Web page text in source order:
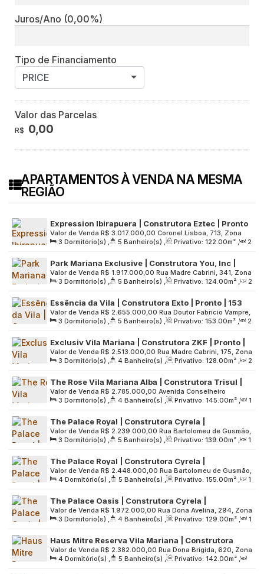
Juros/Ano (0,00%)
Tipo de Financiamento
PRICE
Valor das Parcelas
R$ 0,00
APARTAMENTOS À VENDA NA MESMA
REGIÃO
Expression Ibirapuera | Construtora Eztec | Pronto
| 122 metros | 03 suítes | varanda gourmet | 02
vagas
R$ 3.017.000,00
Valor de Venda
Coronel Lisboa, 713, Zona
Sul, 04020-040, Vila Mariana, São Paulo, São Paulo, Brasil
3 Dormitório(s) , 5 Banheiro(s) , Privativo: 122.00m² ,
2
Sala(s) , 3 Suíte(s) , 2 Vaga(s) , Útil: 122.00m² ,
Terreno: 2200.00m²
Park Mariana Exclusive | Construtora You, Inc |
Construção | 124 metros | 03 suítes | varanda
gourmet | 02 vagas
R$ 1.917.000,00
Valor de Venda
Rua Madre Cabrini, 341, Zona
Sul, 04020-001, Vila Mariana, São Paulo, São Paulo, Brasil
3 Dormitório(s) , 5 Banheiro(s) , Privativo: 124.00m² ,
2
Sala(s) , 3 Suíte(s) , 2 Vaga(s) , Útil: 124.00m² ,
Terreno: 3246.00m²
Essência da Vila | Construtora Exto | Pronto | 153
metros | 03 | suítes | 02 vagas
R$ 2.655.000,00
Valor de Venda
Rua Doutor Fabrício Vampré,
111, Zona Sul, 04014-020, Vila Mariana, São Paulo, São
Paulo, Brasil
3 Dormitório(s) , 5 Banheiro(s) , Privativo: 153.00m² ,
2
Sala(s) , 3 Suíte(s) , 2 Vaga(s) , Útil: 153.00m² ,
Terreno: 2400.00m²
Exclusiv Vila Mariana | Construtora ZKF | Pronto |
128 metros | 03 suítes | 02 vagas
R$ 2.513.000,00
Valor de Venda
Rua Madre Cabrini, 175, Zona
Sul, 04020-000, Vila Mariana, São Paulo, São Paulo, Brasil
3 Dormitório(s) , 4 Banheiro(s) , Privativo: 128.00m² ,
2
Sala(s) , 3 Suíte(s) , 2 Vaga(s) , Útil: 128.00m² ,
Terreno: 4643.00m²
The Rose Vila Mariana Alba | Construtora Trisul |
Construção | 145 metros | 03 suítes | 02 vagas
R$ 2.785.000,00
Valor de Venda
Avenida Conselheiro
Rodrigues Alves, 102, Zona Sul, 04014-000, Vila Mariana,
São Paulo, São Paulo, Brasil
3 Dormitório(s) , 4 Banheiro(s) , Privativo: 145.00m² ,
1
Sala(s) , 3 Suíte(s) , 2 Vaga(s) , Útil: 145.00m² ,
Terreno: 7788 .00m²
The Palace Royal | Construtora Cyrela |
Construção | 139 metros | 03 suítes | varanda
gourmet | 02 vagas
R$ 2.239.000,00
Valor de Venda
Rua Bartolomeu de Gusmão,
575, Zona Sul, 04111-021, Vila Mariana, São Paulo, São Paulo,
Brasil
3 Dormitório(s) , 5 Banheiro(s) , Privativo: 139.00m² ,
1
Sala(s) , 3 Suíte(s) , 2 Vaga(s) , Útil: 139.00m² ,
Terreno: 6050.00m²
The Palace Royal | Construtora Cyrela |
Construção | 155 metros | 04 dormitórios | 02
suítes | varanda gourmet | 02 vagas
R$ 2.448.000,00
Valor de Venda
Rua Bartolomeu de Gusmão,
575, Zona Sul, 04111-021, Vila Mariana, São Paulo, São Paulo,
Brasil
4 Dormitório(s) , 5 Banheiro(s) , Privativo: 155.00m² ,
1
Sala(s) , 2 Suíte(s) , 2 Vaga(s) , Útil: 155.00m² ,
Terreno: 6050.00m²
The Palace Oasis | Construtora Cyrela |
Construção | 129 metros | 03 suítes | lavabo |
varanda gourmet | 02 vagas
R$ 1.972.000,00
Valor de Venda
Rua Dona Avelina, 294, Zona
Sul, 04111-010, Vila Mariana, São Paulo, São Paulo, Brasil
3 Dormitório(s) , 4 Banheiro(s) , Privativo: 129.00m² ,
1
Sala(s) , 3 Suíte(s) , 2 Vaga(s) , Útil: 129.00m² ,
Terreno: 4250.00m²
Haus Mitre Reserva Vila Mariana | Construtora
Mitre | Pronto | 142 metros | 04 dormitórios | 02
suítes | 02 vagas
R$ 2.382.000,00
Valor de Venda
Rua Dona Brígida, 620, Zona
Sul, 04111-080, Vila Mariana, São Paulo, São Paulo, Brasil
4 Dormitório(s) , 5 Banheiro(s) , Privativo: 142.00m² ,
2 Sala(s) , 2 Suíte(s) , 2 Vaga(s) , Útil: 142.00m² ,